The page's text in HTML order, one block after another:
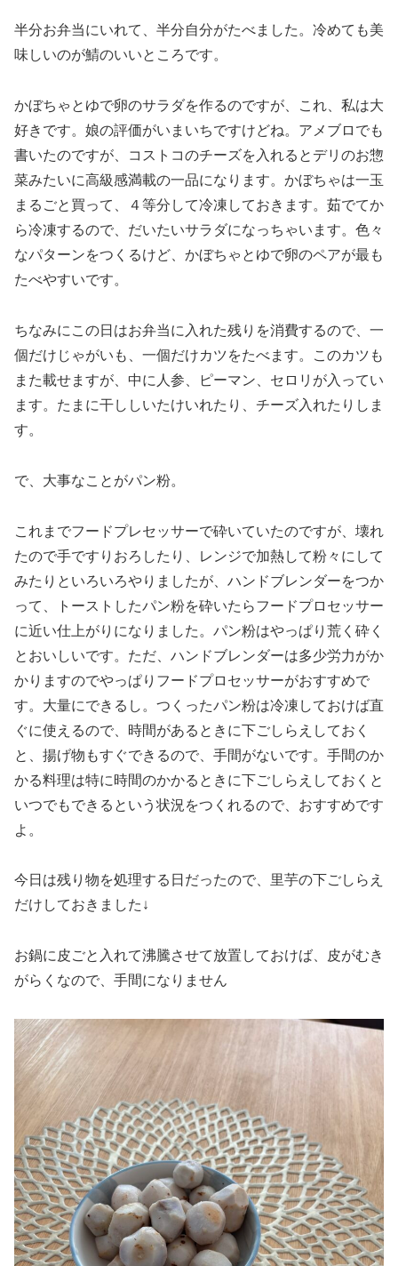
半分お弁当にいれて、半分自分がたべました。冷めても美
味しいのが鯖のいいところです。
かぼちゃとゆで卵のサラダを作るのですが、これ、私は大
好きです。娘の評価がいまいちですけどね。アメブロでも
書いたのですが、コストコのチーズを入れるとデリのお惣
菜みたいに高級感満載の一品になります。かぼちゃは一玉
まるごと買って、４等分して冷凍しておきます。茹でてか
ら冷凍するので、だいたいサラダになっちゃいます。色々
なパターンをつくるけど、かぼちゃとゆで卵のペアが最も
たべやすいです。
ちなみにこの日はお弁当に入れた残りを消費するので、一
個だけじゃがいも、一個だけカツをたべます。このカツも
また載せますが、中に人参、ピーマン、セロリが入ってい
ます。たまに干ししいたけいれたり、チーズ入れたりしま
す。
で、大事なことがパン粉。
これまでフードプレセッサーで砕いていたのですが、壊れ
たので手ですりおろしたり、レンジで加熱して粉々にして
みたりといろいろやりましたが、ハンドブレンダーをつか
って、トーストしたパン粉を砕いたらフードプロセッサー
に近い仕上がりになりました。パン粉はやっぱり荒く砕く
とおいしいです。ただ、ハンドブレンダーは多少労力がか
かりますのでやっぱりフードプロセッサーがおすすめで
す。大量にできるし。つくったパン粉は冷凍しておけば直
ぐに使えるので、時間があるときに下ごしらえしておく
と、揚げ物もすぐできるので、手間がないです。手間のか
かる料理は特に時間のかかるときに下ごしらえしておくと
いつでもできるという状況をつくれるので、おすすめです
よ。
今日は残り物を処理する日だったので、里芋の下ごしらえ
だけしておきました↓
お鍋に皮ごと入れて沸騰させて放置しておけば、皮がむき
がらくなので、手間になりません